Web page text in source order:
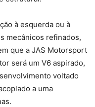
à esquerda ou à
mecânicos refinados,
que a JAS Motorsport
será um V6 aspirado,
voltado
a uma